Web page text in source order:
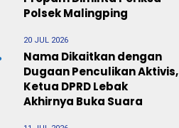
Polsek Malingping
20 JUL 2026
Nama Dikaitkan dengan
Dugaan Penculikan Aktivis,
Ketua DPRD Lebak
Akhirnya Buka Suara